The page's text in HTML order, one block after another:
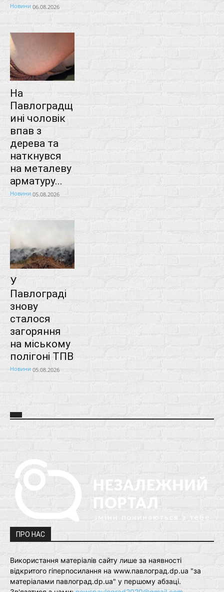
Новини 06.08.2026
На
Павлоградщ
ині чоловік
впав з
дерева та
наткнувся
на металеву
арматуру...
Новини 05.08.2026
У
Павлограді
знову
сталося
загоряння
на міському
полігоні ТПВ
Новини 05.08.2026
ПРО НАС
Використання матеріалів сайту лише за наявності
відкритого гіперпосилання на www.павлоград.dp.ua "за
матеріалами павлоград.dp.ua" у першому абзаці.